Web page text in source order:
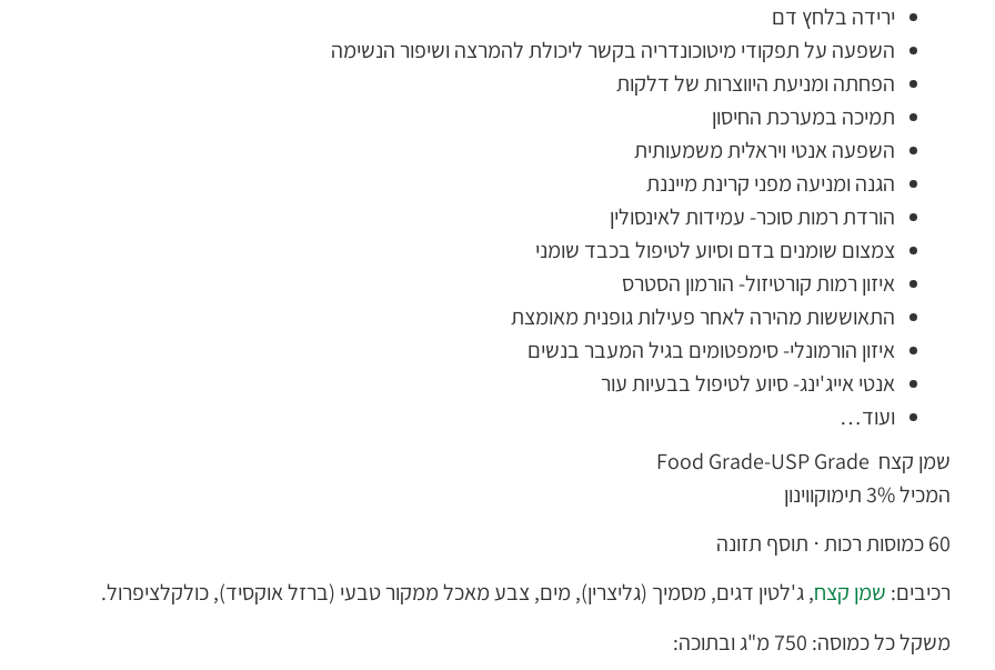
ירידה בלחץ דם
השפעה על תפקודי מיטוכונדריה בקשר ליכולת להמרצה ושיפור הנשימה
הפחתה ומניעת היווצרות של דלקות
תמיכה במערכת החיסון
השפעה אנטי ויראלית משמעותית
הגנה ומניעה מפני קרינת מייננת
הורדת רמות סוכר- עמידות לאינסולין
צמצום שומנים בדם וסיוע לטיפול בכבד שומני
איזון רמות קורטיזול- הורמון הסטרס
התאוששות מהירה לאחר פעילות גופנית מאומצת
איזון הורמונלי- סימפטומים בגיל המעבר בנשים
אנטי אייג'ינג- סיוע לטיפול בבעיות עור
ועוד…
שמן קצח Food Grade-USP Grade
המכיל 3% תימוקווינון
60 כמוסות רכות
⋅ תוסף תזונה
רכיבים: שמן קצח, ג'לטין דגים, מסמיך (גליצרין), מים, צבע מאכל ממקור טבעי (ברזל אוקסיד), כולקלציפרול.
משקל כל כמוסה: 750 מ"ג ובתוכה: